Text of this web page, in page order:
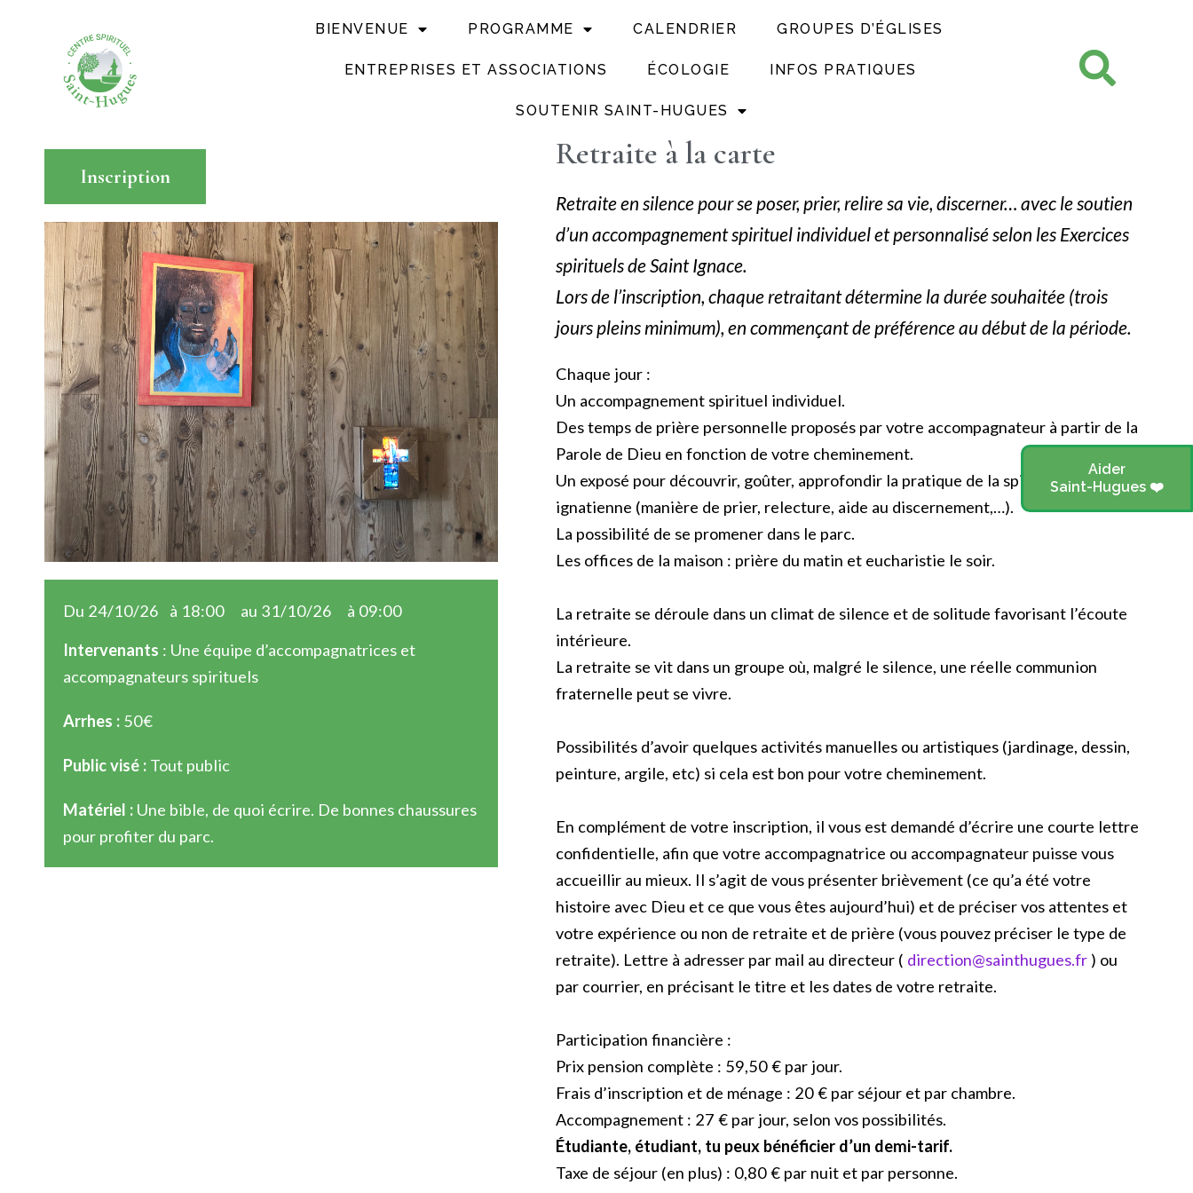
BIENVENUE PROGRAMME CALENDRIER GROUPES D’ÉGLISES
ENTREPRISES ET ASSOCIATIONS ÉCOLOGIE INFOS PRATIQUES
SOUTENIR SAINT-HUGUES
Aider
Saint-Hugues ❤️
Inscription
Du 24/10/26 à 18:00 au 31/10/26 à 09:00
Intervenants : Une équipe d’accompagnatrices et
accompagnateurs spirituels
Arrhes : 50€
Public visé : Tout public
Matériel : Une bible, de quoi écrire. De bonnes chaussures
pour profiter du parc.
Retraite à la carte
Retraite en silence pour se poser, prier, relire sa vie, discerner… avec le soutien
d’un accompagnement spirituel individuel et personnalisé selon les Exercices
spirituels de Saint Ignace.
Lors de l’inscription, chaque retraitant détermine la durée souhaitée (trois
jours pleins minimum), en commençant de préférence au début de la période.
Chaque jour :
Un accompagnement spirituel individuel.
Des temps de prière personnelle proposés par votre accompagnateur à partir de la
Parole de Dieu en fonction de votre cheminement.
Un exposé pour découvrir, goûter, approfondir la pratique de la spiritualité
ignatienne (manière de prier, relecture, aide au discernement,…).
La possibilité de se promener dans le parc.
Les offices de la maison : prière du matin et eucharistie le soir.
La retraite se déroule dans un climat de silence et de solitude favorisant l’écoute
intérieure.
La retraite se vit dans un groupe où, malgré le silence, une réelle communion
fraternelle peut se vivre.
Possibilités d’avoir quelques activités manuelles ou artistiques (jardinage, dessin,
peinture, argile, etc) si cela est bon pour votre cheminement.
En complément de votre inscription, il vous est demandé d’écrire une courte lettre
confidentielle, afin que votre accompagnatrice ou accompagnateur puisse vous
accueillir au mieux. Il s’agit de vous présenter brièvement (ce qu’a été votre
histoire avec Dieu et ce que vous êtes aujourd’hui) et de préciser vos attentes et
votre expérience ou non de retraite et de prière (vous pouvez préciser le type de
retraite). Lettre à adresser par mail au directeur ( direction@sainthugues.fr ) ou
par courrier, en précisant le titre et les dates de votre retraite.
Participation financière :
Prix pension complète : 59,50 € par jour.
Frais d’inscription et de ménage : 20 € par séjour et par chambre.
Accompagnement : 27 € par jour, selon vos possibilités.
Étudiante, étudiant, tu peux bénéficier d’un demi-tarif.
Taxe de séjour (en plus) : 0,80 € par nuit et par personne.